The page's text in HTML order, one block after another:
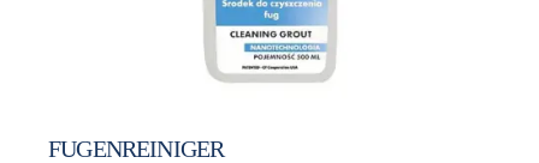
FUGENREINIGER